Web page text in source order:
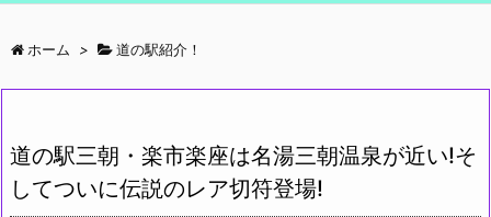
ホーム > 道の駅紹介！
道の駅三朝・楽市楽座は名湯三朝温泉が近い!そ
してついに伝説のレア切符登場!